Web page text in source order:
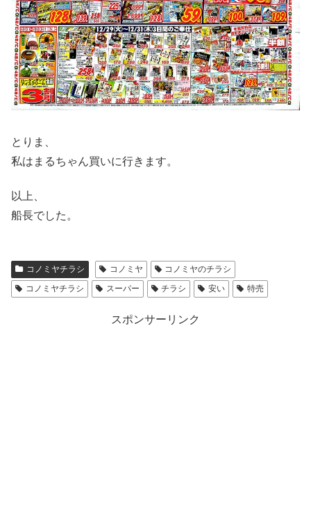
とりま、
私はまるちゃん買いに行きます。
以上、
船長でした。
コノミヤチラシ コノミヤ
コノミヤのチラシ
コノミヤチラシ
スーパー チラシ 安い 特売
スポンサーリンク